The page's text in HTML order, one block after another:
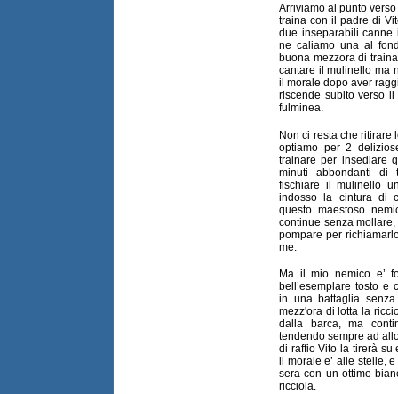
Arriviamo al punto
traina con il padre di
due inseparabili canne
ne caliamo una al
buona mezzora di
cantare il mulinello ma
il morale dopo aver
riscende subito verso
fulminea.
Non ci resta che ritirare
optiamo per 2
trainare per insediare
minuti abbondanti di
fischiare il mulinello
indosso la cintura di
questo maestoso
continue senza
pompare per
me.
Ma il mio nemico e’
bell’esemplare tosto e
in una battaglia
mezz'ora di lotta la
dalla barca, ma
tendendo sempre ad
di raffio Vito la tirerà su
il morale e’ alle stelle,
sera con un ottimo
ricciola.